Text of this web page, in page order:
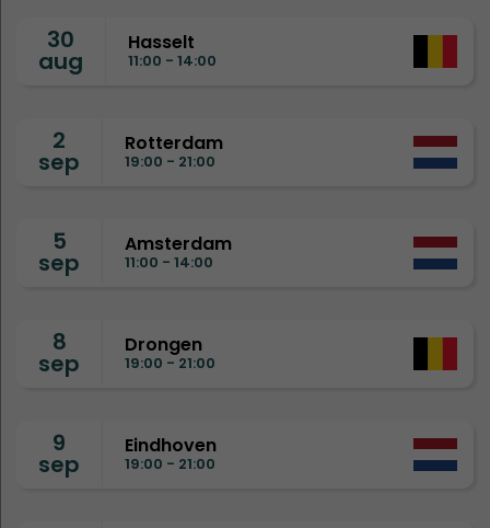
30
aug
Hasselt
11:00 - 14:00
2
sep
Rotterdam
19:00 - 21:00
5
sep
Amsterdam
11:00 - 14:00
8
sep
Drongen
19:00 - 21:00
9
sep
Eindhoven
19:00 - 21:00